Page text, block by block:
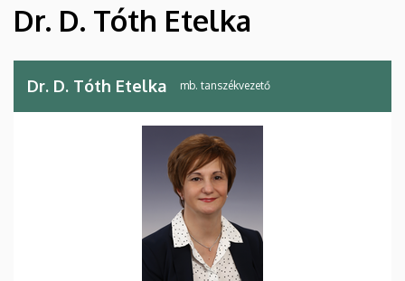
Fogorvostudományi
Kar
Dr. D. Tóth Etelka
Dr. D. Tóth Etelka mb. tanszékvezető